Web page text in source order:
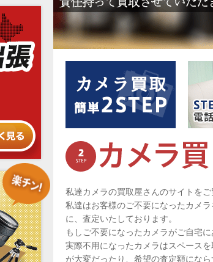
私達カメラの買取屋さんのサイトを
私達はお客様のご不要になったカメ
に、査定いたしております。
もしご不要になったカメラがご自宅
実際不用になったカメラはスペース
が大変だったり、希望の査定額にな